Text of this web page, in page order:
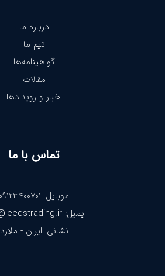
درباره ما
تیم ما
گواهینامه‌ها
مقالات
اخبار و رویدادها
تماس با ما
موبایل: ۰۹۱۲۳۴۰۰۷۰۱
ایمیل: info@leedstrading.ir
نشانی: ایران - ملارد